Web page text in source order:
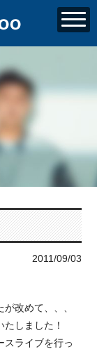
2011/09/03
改めて、、、
しました！
スライブを行っ